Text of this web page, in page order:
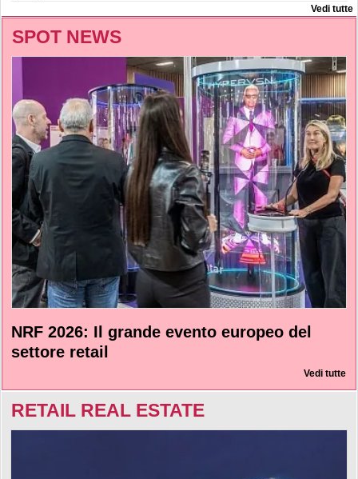
Vedi tutte
SPOT NEWS
NRF 2026: Il grande evento europeo del
settore retail
Vedi tutte
RETAIL REAL ESTATE